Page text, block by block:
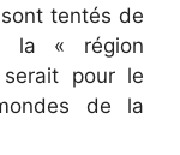
tentés de
la « région
serait pour le
de la